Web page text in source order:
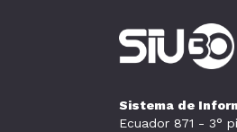
Sistema de
Ecuador 871 - 3°